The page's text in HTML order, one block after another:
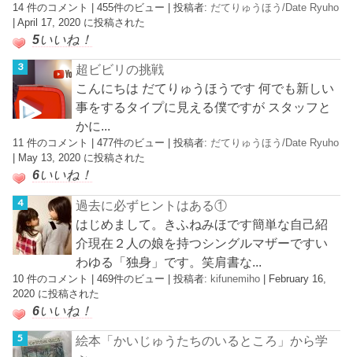
14 件のコメント |455件のビュー |投稿者: だてりゅうほう/Date Ryuho
|April 17, 2020 に投稿された
5いいね！
超ビビリの挑戦
こんにちは だてりゅうほうです 何でも新しい
事をするタイプに見える僕ですが スタッフと
かに...
11 件のコメント |477件のビュー |投稿者: だてりゅうほう/Date Ryuho
May 13, 2020 に投稿された
6いいね！
過去に必ずヒントはある①
はじめまして。きふねみほです簡単な自己紹
介現在２人の娘を持つシングルマザーですい
わゆる「独身」です。笑肩書な...
10 件のコメント |469件のビュー |投稿者: kifunemiho | February 16,
2020 に投稿された
6いいね！
絵本「かいじゅうたちのいるところ」から学